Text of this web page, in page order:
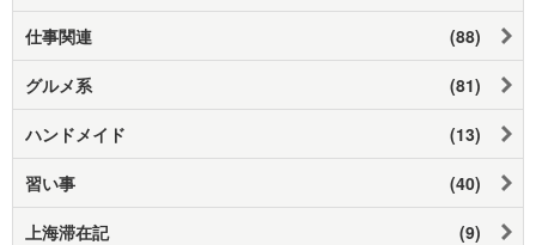
仕事関連 (88)
グルメ系 (81)
ハンドメイド (13)
習い事 (40)
上海滞在記 (9)